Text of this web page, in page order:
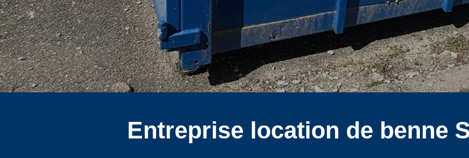
Entreprise location de benne